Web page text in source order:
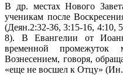
В др. местах Нового
ученикам после
(Деян.2:32-36, 3:15-16, 4:10,
8). В Евангелии от
временной
Вознесением, говоря,
«еще не восшел к Отцу»